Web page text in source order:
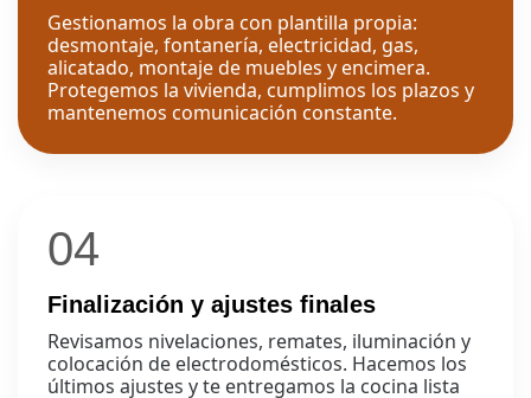
Gestionamos la obra con plantilla propia:
desmontaje, fontanería, electricidad, gas,
alicatado, montaje de muebles y encimera.
Protegemos la vivienda, cumplimos los plazos y
mantenemos comunicación constante.
04
Finalización y ajustes finales
Revisamos nivelaciones, remates, iluminación y
colocación de electrodomésticos. Hacemos los
últimos ajustes y te entregamos la cocina lista